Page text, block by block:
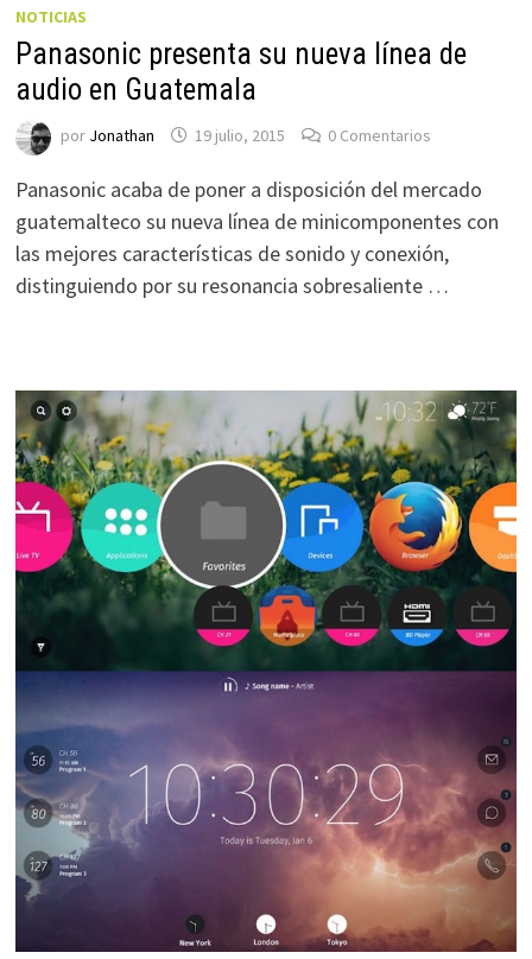
NOTICIAS
Panasonic presenta su nueva línea de
audio en Guatemala
por Jonathan 19 julio, 2015 0 Comentarios
Panasonic acaba de poner a disposición del mercado
guatemalteco su nueva línea de minicomponentes con
las mejores características de sonido y conexión,
distinguiendo por su resonancia sobresaliente …